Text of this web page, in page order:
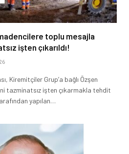
toplu mesajla
işten çıkarıldı!
Kiremitçiler Grup’a bağlı Özşen
tazminatsız işten çıkarmakla tehdit
yapılan…